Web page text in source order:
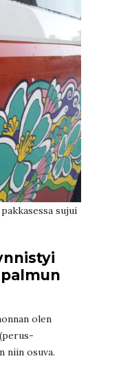
sujui
olen
niin osuva.